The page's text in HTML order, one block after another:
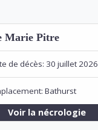
Marie Pitre
de décès: 30 juillet 2026
Bathurst
Voir la nécrologie